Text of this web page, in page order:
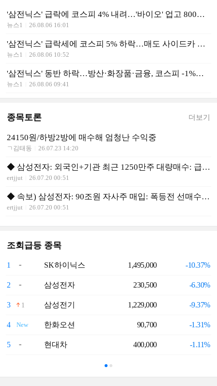
'삼전닉스' 급락에 코스피 4% 내려…'바이오' 업고 800스닥 회복[시황종합]
뉴스1 26.08.06 16:01
'삼전닉스' 급락세에 코스피 5% 하락…매도 사이드카 발동[장중시황]
뉴스1 26.08.06 10:52
'삼전닉스' 동반 하락…방산·화장품·금융, 코스피 -1%대 '방어'[개장시황]
뉴스1 26.08.06 09:41
종목토론 더보기
24150원/하방2방에 매수해 엄청난 수익중
ㄱ김태동 26.07.23 14:20
◆ 삼성전자: 외국인+기관 최근 1250만주 대량매수: 급등신호
ertjjut 26.07.20 00:51
◆ 속보) 삼성전자: 90조원 자사주 매입: 폭등전 선매수 유리
ertjjut 26.07.20 00:51
조회급등 종목
1 SK하이닉스 1,495,000 -10.37%
2 삼성전자 230,500 -6.30%
3 1 삼성전기 1,229,000 -9.37%
4 New 한화오션 90,700 -1.31%
5 현대차 400,000 -1.11%